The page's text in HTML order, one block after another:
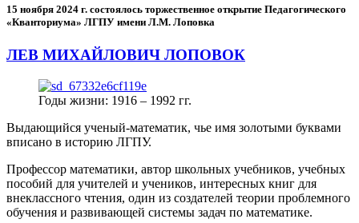
15 ноября 2024 г. состоялось торжественное открытие Педагогического
«Кванториума» ЛГПУ имени Л.М. Лоповка
ЛЕВ МИХАЙЛОВИЧ ЛОПОВОК
Годы жизни: 1916 – 1992 гг.
Выдающийся ученый-математик, чье имя золотыми буквами
вписано в историю ЛГПУ.
Профессор математики, автор школьных учебников, учебных
пособий для учителей и учеников, интересных книг для
внеклассного чтения, один из создателей теории проблемного
обучения и развивающей системы задач по математике.